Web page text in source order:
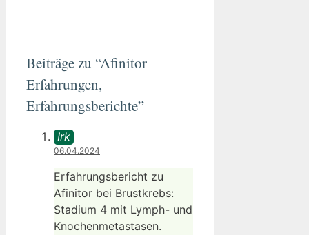
Beiträge zu “Afinitor
Erfahrungen,
Erfahrungsberichte”
Irk
06.04.2024
Erfahrungsbericht zu
Afinitor bei Brustkrebs:
Stadium 4 mit Lymph- und
Knochenmetastasen.